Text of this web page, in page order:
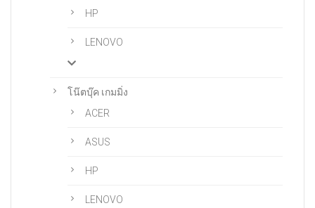
HP
LENOVO
โน๊ตบุ๊ค เกมมิ่ง
ACER
ASUS
HP
LENOVO